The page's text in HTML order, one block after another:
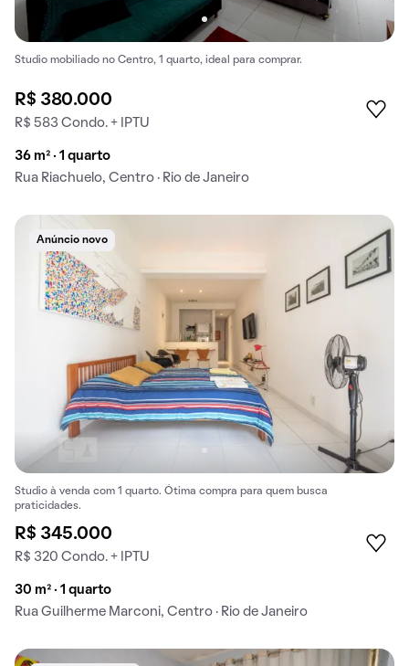
Studio mobiliado no Centro, 1 quarto, ideal para comprar.
R$ 380.000
R$ 583 Condo. + IPTU
36 m² · 1 quarto
Rua Riachuelo, Centro · Rio de Janeiro
Anúncio novo
Studio à venda com 1 quarto. Ótima compra para quem busca
praticidades.
R$ 345.000
R$ 320 Condo. + IPTU
30 m² · 1 quarto
Rua Guilherme Marconi, Centro · Rio de Janeiro